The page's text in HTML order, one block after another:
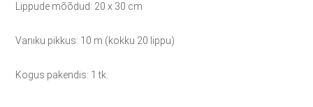
Lippude mõõdud: 20 x 30 cm
Vaniku pikkus: 10 m (kokku 20 lippu)
Kogus pakendis: 1 tk.